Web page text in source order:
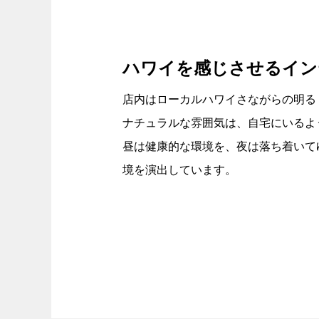
ハワイを感じさせるイ
店内はローカルハワイさながらの明
ナチュラルな雰囲気は、自宅にいる
昼は健康的な環境を、夜は落ち着い
境を演出しています。